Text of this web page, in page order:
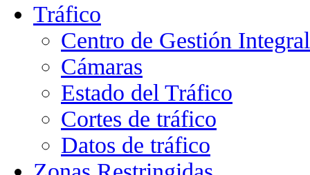
Tráfico
Centro de Gestión
Cámaras
Estado del Tráfico
Cortes de tráfico
Datos de tráfico